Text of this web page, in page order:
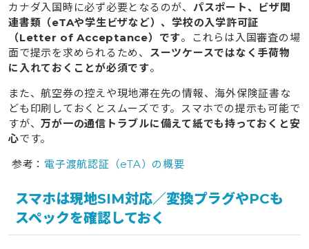
カナダ入国時に必ず必要となるのが、 パスポート、ビザ関
連書類（eTAや学生ビザなど）、学校の入学許可証
（Letter of Acceptance）です。これらは入国審査の場
面で提示を求められるため、 スーツケースではなく手荷物
に入れておくことが必須です。
また、航空券の控えや現地滞在先の情報、海外保険証書な
ども印刷しておくとスムーズです。スマホでの提示も可能で
すが、万が一の通信トラブルに備えて紙でも持っておくと安
心です。
参考： 電子渡航認証（eTA）の概要
スマホは現地SIM対応／変換プラグやPCも
スペックを確認しておく